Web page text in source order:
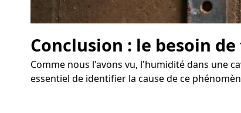
Conclusion : le besoin
Comme nous l'avons vu, l'humidité dans une
essentiel de identifier la cause de ce